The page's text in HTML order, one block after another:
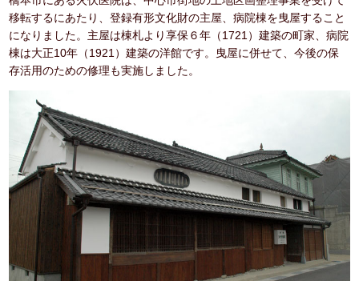
移転するにあたり、登録有形文化財の主屋、病院棟を曳屋すること
になりました。主屋は棟札より享保６年（1721）建築の町家、病院
棟は大正10年（1921）建築の洋館です。曳屋に併せて、今後の保
存活用のための修理も実施しました。